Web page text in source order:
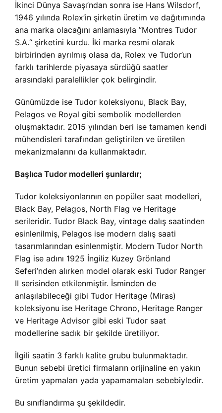
İkinci Dünya Savaşı’ndan sonra ise Hans Wilsdorf,
1946 yılında Rolex’in şirketin üretim ve dağıtımında
ana marka olacağını anlamasıyla ”Montres Tudor
S.A.“ şirketini kurdu. İki marka resmi olarak
birbirinden ayrılmış olasa da, Rolex ve Tudor’un
farklı tarihlerde piyasaya sürdüğü saatler
arasındaki paralellikler çok belirgindir.
Günümüzde ise Tudor koleksiyonu, Black Bay,
Pelagos ve Royal gibi sembolik modellerden
oluşmaktadır. 2015 yılından beri ise tamamen kendi
mühendisleri tarafından geliştirilen ve üretilen
mekanizmalarını da kullanmaktadır.
Başlıca Tudor modelleri şunlardır;
Tudor koleksiyonlarının en popüler saat modelleri,
Black Bay, Pelagos, North Flag ve Heritage
serileridir. Tudor Black Bay, vintage dalış saatinden
esinlenilmiş, Pelagos ise modern dalış saati
tasarımlarından esinlenmiştir. Modern Tudor North
Flag ise adını 1925 İngiliz Kuzey Grönland
Seferi’nden alırken model olarak eski Tudor Ranger
II serisinden etkilenmiştir. İsminden de
anlaşılabileceği gibi Tudor Heritage (Miras)
koleksiyonu ise Heritage Chrono, Heritage Ranger
ve Heritage Advisor gibi eski Tudor saat
modellerine sadık bir şekilde üretiliyor.
İlgili saatin 3 farklı kalite grubu bulunmaktadır.
Bunun sebebi üretici firmaların orijinaline en yakın
üretim yapmaları yada yapamamaları sebebiyledir.
Bu sınıflandırma şu şekildedir.